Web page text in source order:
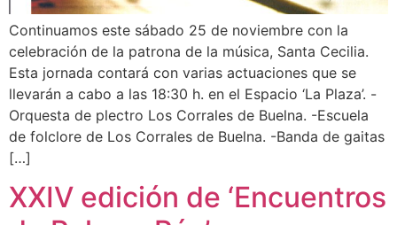
Continuamos este sábado 25 de noviembre con la
celebración de la patrona de la música, Santa Cecilia.
Esta jornada contará con varias actuaciones que se
llevarán a cabo a las 18:30 h. en el Espacio ‘La Plaza’. -
Orquesta de plectro Los Corrales de Buelna. -Escuela
de folclore de Los Corrales de Buelna. -Banda de gaitas
[…]
XXIV edición de ‘Encuentros